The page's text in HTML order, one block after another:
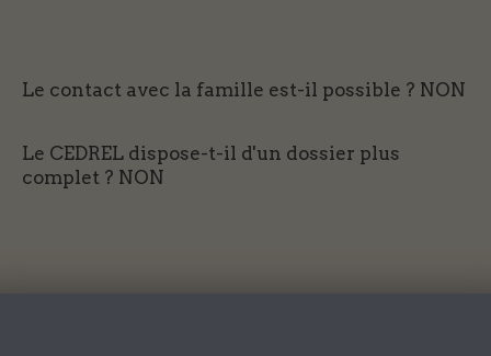
Le contact avec la famille est-il possible ? NON
Le CEDREL dispose-t-il d'un dossier plus
complet ? NON